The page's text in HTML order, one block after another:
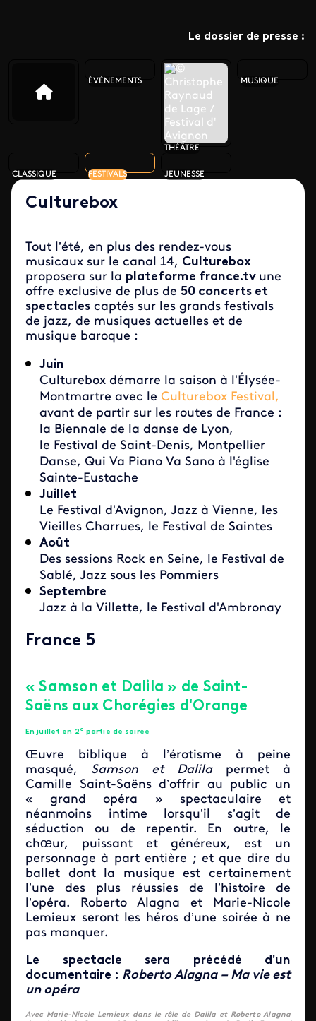
Le dossier de presse :
ÉVÉNEMENTS
THÉÂTRE
MUSIQUE
CLASSIQUE FESTIVALS JEUNESSE
Culturebox
Tout l’été, en plus des rendez-vous
musicaux sur le canal 14, Culturebox
proposera sur la plateforme france.tv une
offre exclusive de plus de 50 concerts et
spectacles captés sur les grands festivals
de jazz, de musiques actuelles et de
musique baroque :
Juin
Culturebox démarre la saison à l'Élysée-
Montmartre avec le Culturebox Festival,
avant de partir sur les routes de France :
la Biennale de la danse de Lyon,
le Festival de Saint-Denis, Montpellier
Danse, Qui Va Piano Va Sano à l'église
Sainte-Eustache
Juillet
Le Festival d'Avignon, Jazz à Vienne, les
Vieilles Charrues, le Festival de Saintes
Août
Des sessions Rock en Seine, le Festival de
Sablé, Jazz sous les Pommiers
Septembre
Jazz à la Villette, le Festival d'Ambronay
France 5
« Samson et Dalila » de Saint-
Saëns aux Chorégies d'Orange
En juillet en 2e partie de soirée
Œuvre biblique à l’érotisme à peine
masqué, Samson et Dalilapermet à
Camille Saint-Saëns d’offrir au public un
« grand opéra » spectaculaire et
néanmoins intime lorsqu’il s’agit de
séduction ou de repentir. En outre, le
chœur, puissant et généreux, est un
personnage à part entière ; et que dire du
ballet dont la musique est certainement
l’une des plus réussies de l’histoire de
l’opéra. Roberto Alagna et Marie-Nicole
Lemieux seront les héros d’une soirée à ne
pas manquer.
Le spectacle sera précédé d'un
documentaire : Roberto Alagna – Ma vie est
un opéra
Avec Marie-Nicole Lemieux dans le rôle de Dalila et Roberto Alagna